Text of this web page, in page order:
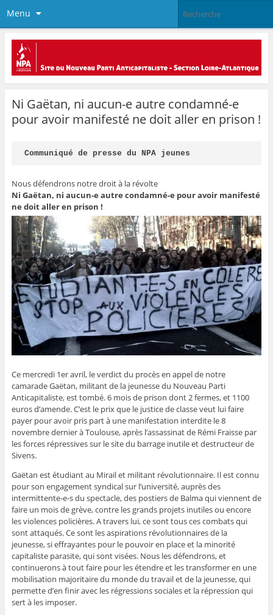
Menu
Ni Gaëtan, ni aucun-e autre condamné-e
pour avoir manifesté ne doit aller en prison !
Communiqué de presse du NPA jeunes
Nous défendrons notre droit à la révolte
Ni Gaëtan, ni aucun-e autre condamné-e pour avoir manifesté
ne doit aller en prison !
Ce mercredi 1er avril, le verdict du procès en appel de notre
camarade Gaëtan, militant de la jeunesse du Nouveau Parti
Anticapitaliste, est tombé. 6 mois de prison dont 2 fermes, et 1100
euros d’amende. C’est le prix que le justice de classe veut lui faire
payer pour avoir pris part à une manifestation interdite le 8
novembre dernier à Toulouse, après l’assassinat de Rémi Fraisse par
les forces répressives sur le site du barrage inutile et destructeur de
Sivens.
Gaëtan est étudiant au Mirail et militant révolutionnaire. Il est connu
pour son engagement syndical sur l’université, auprès des
intermittente-e-s du spectacle, des postiers de Balma qui viennent de
faire un mois de grève, contre les grands projets inutiles ou encore
les violences policières. A travers lui, ce sont tous ces combats qui
sont attaqués. Ce sont les aspirations révolutionnaires de la
jeunesse, si effrayantes pour le pouvoir en place et la minorité
capitaliste parasite, qui sont visées. Nous les défendrons, et
continuerons à tout faire pour les étendre et les transformer en une
mobilisation majoritaire du monde du travail et de la jeunesse, qui
permette d’en finir avec les régressions sociales et la répression qui
sert à les imposer.